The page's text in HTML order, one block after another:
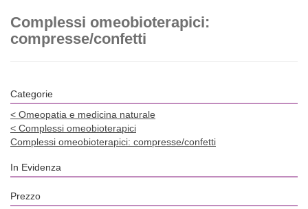
Complessi omeobioterapici:
compresse/confetti
Categorie
< Omeopatia e medicina naturale
< Complessi omeobioterapici
Complessi omeobioterapici: compresse/confetti
In Evidenza
Prezzo